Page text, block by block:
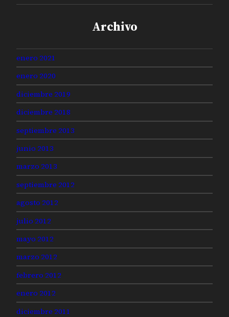
Archivo
enero 2021
enero 2020
diciembre 2019
diciembre 2018
septiembre 2013
junio 2013
marzo 2013
septiembre 2012
agosto 2012
julio 2012
mayo 2012
marzo 2012
febrero 2012
enero 2012
diciembre 2011